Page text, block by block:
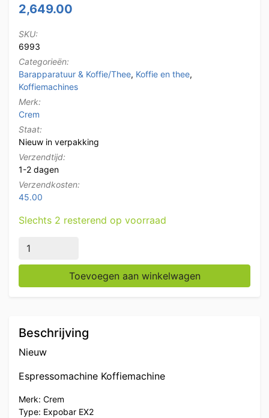
2,649.00
SKU:
6993
Categorieën:
Barapparatuur & Koffie/Thee, Koffie en thee,
Koffiemachines
Merk:
Crem
Staat:
Nieuw in verpakking
Verzendtijd:
1-2 dagen
Verzendkosten:
45.00
Slechts 2 resterend op voorraad
Crem Expobar EX2 2-Groeps Espressomachine
Toevoegen aan winkelwagen
Beschrijving
Nieuw
Espressomachine Koffiemachine
Merk: Crem
Type: Expobar EX2